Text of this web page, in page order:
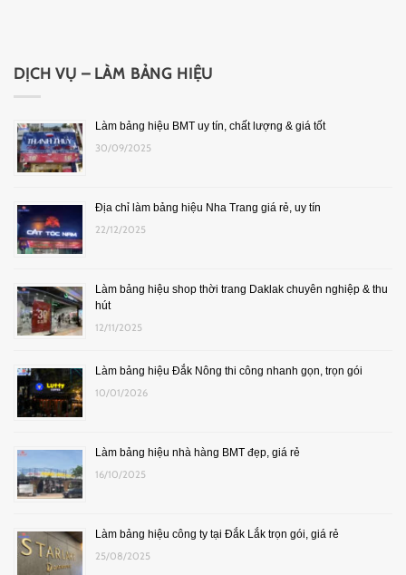
DỊCH VỤ – LÀM BẢNG HIỆU
Làm bảng hiệu BMT uy tín, chất lượng & giá tốt
30/09/2025
Địa chỉ làm bảng hiệu Nha Trang giá rẻ, uy tín
22/12/2025
Làm bảng hiệu shop thời trang Daklak chuyên nghiệp & thu
hút
12/11/2025
Làm bảng hiệu Đắk Nông thi công nhanh gọn, trọn gói
10/01/2026
Làm bảng hiệu nhà hàng BMT đẹp, giá rẻ
16/10/2025
Làm bảng hiệu công ty tại Đắk Lắk trọn gói, giá rẻ
25/08/2025